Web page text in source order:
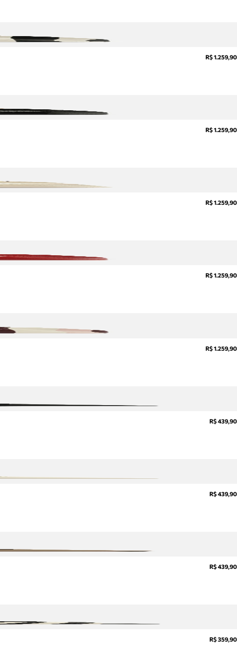
R$ 1.259,90
R$ 1.259,90
R$ 1.259,90
R$ 1.259,90
R$ 1.259,90
R$ 439,90
R$ 439,90
R$ 439,90
R$ 359,90